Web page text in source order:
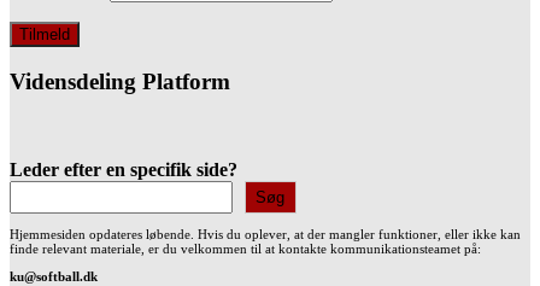
Vidensdeling Platform
Leder efter en specifik side?
Søg
Hjemmesiden opdateres løbende. Hvis du oplever, at der mangler funktioner, eller ikke kan
finde relevant materiale, er du velkommen til at kontakte kommunikationsteamet på:
ku@softball.dk